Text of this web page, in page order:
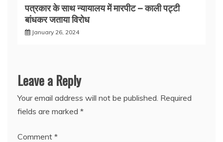
पत्रकार के साथ न्यायालय में मारपीट – काली पट्टी
बांधकर जताया विरोध
January 26, 2024
Leave a Reply
Your email address will not be published. Required
fields are marked *
Comment *